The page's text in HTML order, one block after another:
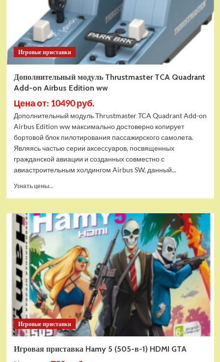
Игровые приставки
Дополнительный модуль Thrustmaster TCA Quadrant
Add-on Airbus Edition ww
Цена от: 10490 руб.
Дополнительный модуль Thrustmaster TCA Quadrant Add-on
Airbus Edition ww максимально достоверно копирует
бортовой блок пилотирования пассажирского самолета.
Являясь частью серии аксессуаров, посвященных
гражданской авиации и созданных совместно с
авиастроительным холдингом Airbus SW, данный...
Узнать цены...
Дополнительный
модуль
Thrustmaster
Quadrant
Add-
on
Airbus
Edition
ww
Игровые приставки
Игровая приставка Hamy 5 (505-в-1) HDMI GTA